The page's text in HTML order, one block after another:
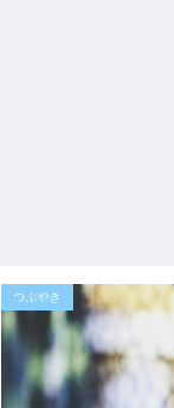
つぶやき